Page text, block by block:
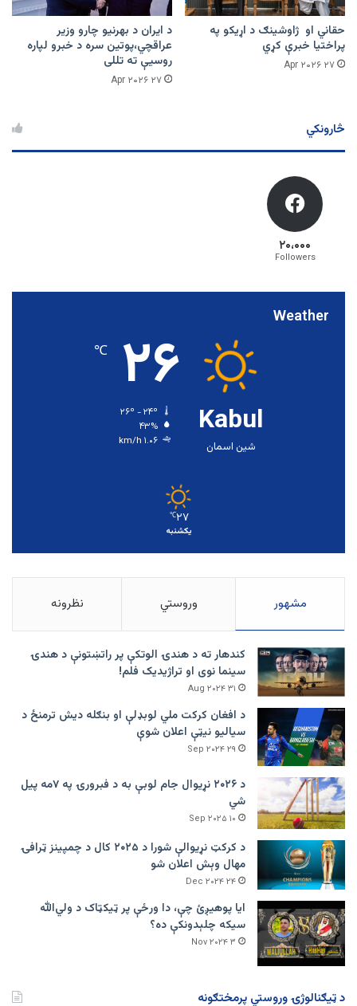
حقاني او ژاوشینګ د اړیکو په
پراختیا خبرې کړي
۲۷ Apr ۲۰۲۶
د ایران د بهرنیو چارو وزیر
عراقچي،پوتین سره د خبرو لپاره
روسیې ته تللی
۲۷ Apr ۲۰۲۶
څارونکي
۲۰،۰۰۰
Followers
Weather
Kabul
شین اسمان
۲۶ ℃
۴۳%
۱.۰۶ km/h
۲۷℃
یکشنبه
مشهور وروستي نظرونه
کندهار ته د هندۍ الوتکې پر راتښتونې د هندۍ
سینما نوی او تراژيديک فلم!
۳۱ Aug ۲۰۲۴
د افغان کرکت ملي لوبډلې او بنګله دیش ترمنځ د
سیالیو نیټې اعلان شوې
۲۹ Sep ۲۰۲۴
د ۲۰۲۶ نړیوال جام لوبې به د فبرورۍ په ۷مه پیل
شي
۱۰ Sep ۲۰۲۵
د کرکټ نړیوالې شورا د ۲۰۲۵ کال د چمپینز ټرافۍ
مهال وېش اعلان شو
۲۴ Dec ۲۰۲۴
ایا پوهیږئ چې، دا ورځې پر ټيکټاک د ولي‌الله
سیکه چلېدونکې ده؟
۳ Nov ۲۰۲۴
د ټیګنالوژۍ وروستي پرمختګونه